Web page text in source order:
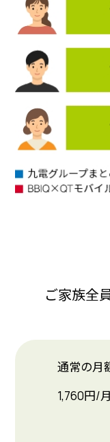
ご家族全
通常の月
1,760円/